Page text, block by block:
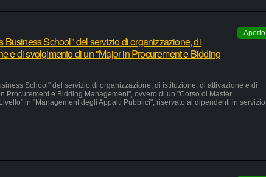
Aperto
Business School" del servizio di organizzazione, di
e di svolgimento di un "Major in Procurement e Bidding
School" del servizio di organizzazione, di istituzione, di attivazione e di
Procurement e Bidding Management", ovvero di un "Corso di Master
in "Management degli Appalti Pubblici", riservato ai dipendenti in servizio